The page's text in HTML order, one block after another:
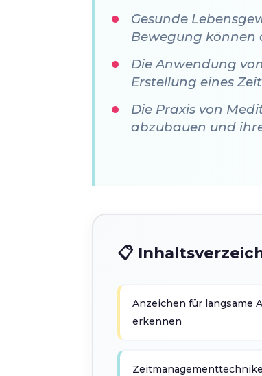
Gesunde
Bewegung können
Die Anwendung
Erstellung eines
Die Praxis von
abzubauen und
📋
Anzeichen für langsame
erkennen